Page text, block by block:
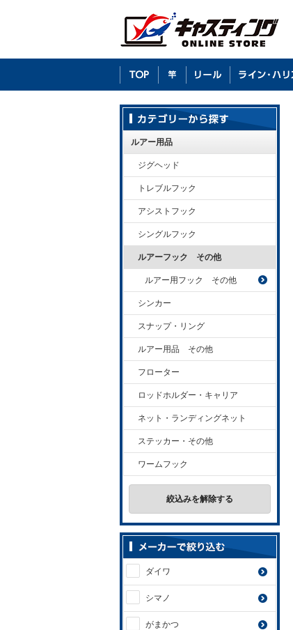
ルアー用品
ジグヘッド
トレブルフック
アシストフック
シングルフック
ルアーフック その他
ルアー用フック その他
シンカー
スナップ・リング
ルアー用品 その他
フローター
ロッドホルダー・キャリア
ネット・ランディングネット
ステッカー・その他
ワームフック
絞込みを解除する
ダイワ
シマノ
がまかつ